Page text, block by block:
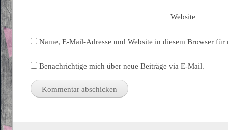
Website
Name, E-Mail-Adresse und Website in diesem Browser
Benachrichtige mich über neue Beiträge via E-Mail.